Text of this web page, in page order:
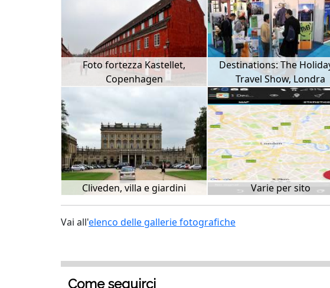
Foto fortezza Kastellet,
Copenhagen
Destinations: The
Travel Show, Londra
Cliveden, villa e giardini Varie per sito
Vai all'elenco delle gallerie fotografiche
Come seguirci